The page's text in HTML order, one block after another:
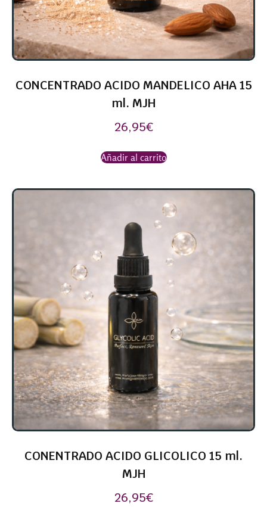
CONCENTRADO ACIDO MANDELICO AHA 15
ml. MJH
26,95€
Añadir al carrito
CONENTRADO ACIDO GLICOLICO 15 ml.
MJH
26,95€